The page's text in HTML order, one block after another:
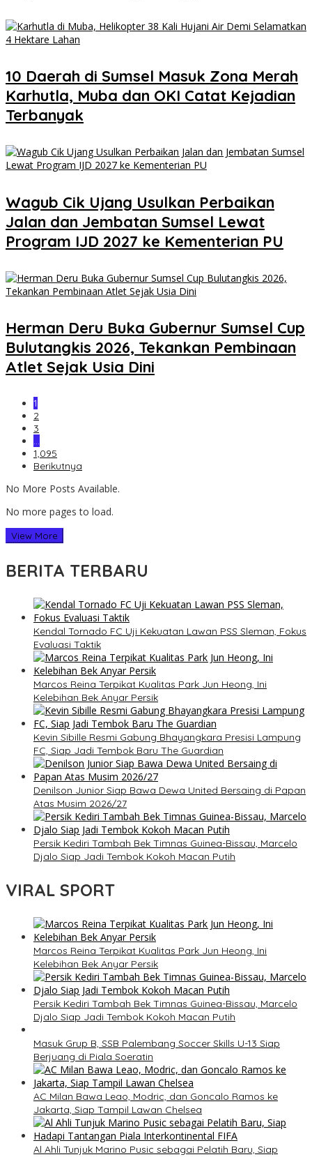
10 Daerah di Sumsel Masuk Zona Merah
Karhutla, Muba dan OKI Catat Kejadian
Terbanyak
Wagub Cik Ujang Usulkan Perbaikan
Jalan dan Jembatan Sumsel Lewat
Program IJD 2027 ke Kementerian PU
Herman Deru Buka Gubernur Sumsel Cup
Bulutangkis 2026, Tekankan Pembinaan
Atlet Sejak Usia Dini
1
2
3
…
1,095
Berikutnya
No More Posts Available.
No more pages to load.
View More
BERITA TERBARU
Kendal Tornado FC Uji Kekuatan Lawan PSS Sleman, Fokus
Evaluasi Taktik
Marcos Reina Terpikat Kualitas Park Jun Heong, Ini
Kelebihan Bek Anyar Persik
Kevin Sibille Resmi Gabung Bhayangkara Presisi Lampung
FC, Siap Jadi Tembok Baru The Guardian
Denilson Junior Siap Bawa Dewa United Bersaing di Papan
Atas Musim 2026/27
Persik Kediri Tambah Bek Timnas Guinea-Bissau, Marcelo
Djalo Siap Jadi Tembok Kokoh Macan Putih
VIRAL SPORT
Marcos Reina Terpikat Kualitas Park Jun Heong, Ini
Kelebihan Bek Anyar Persik
Persik Kediri Tambah Bek Timnas Guinea-Bissau, Marcelo
Djalo Siap Jadi Tembok Kokoh Macan Putih
Masuk Grup B, SSB Palembang Soccer Skills U-13 Siap
Berjuang di Piala Soeratin
AC Milan Bawa Leao, Modric, dan Goncalo Ramos ke
Jakarta, Siap Tampil Lawan Chelsea
Al Ahli Tunjuk Marino Pusic sebagai Pelatih Baru, Siap